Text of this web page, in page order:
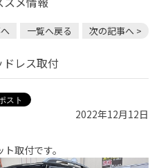
一覧へ戻る 次の記事へ >
レス取付
2022年12月12日
取付です。